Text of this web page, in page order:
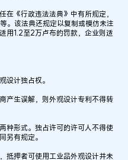
《行政违法法典》中有所规定，
。该法典还规定以复制或模仿未注
用1.2至2万卢布的罚款，企业则适
设计独占权。
产生误解，则外观设计专利不得转
种形式。独占许可的许可人不得使
另有规定。
抵押者可使用工业品外观设计并未